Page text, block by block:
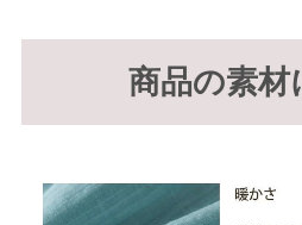
商品の素材